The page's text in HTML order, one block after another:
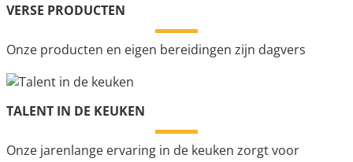
VERSE PRODUCTEN
Onze producten en eigen bereidingen zijn dagvers
TALENT IN DE KEUKEN
Onze jarenlange ervaring in de keuken zorgt voor